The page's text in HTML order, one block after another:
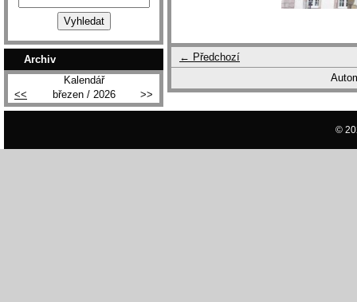
← Předchozí
Archiv
Kalendář
<<
březen / 2026 >>
©